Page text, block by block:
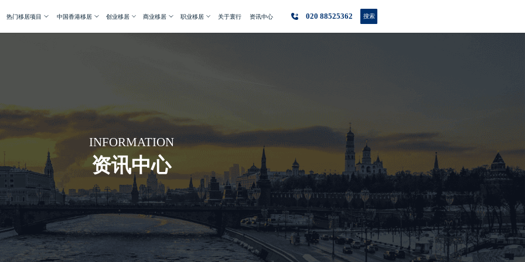
热门移居项目 中国香港移居 创业移居 商业移居 职业移居 关于寰行 资讯中心 020 88525362 搜索
INFORMATION
资讯中心